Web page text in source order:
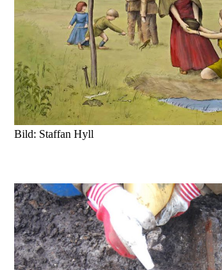
Bild: Staffan Hyll